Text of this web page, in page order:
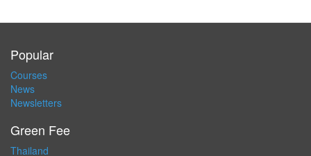
Popular
Courses
News
Newsletters
Green Fee
Thailand